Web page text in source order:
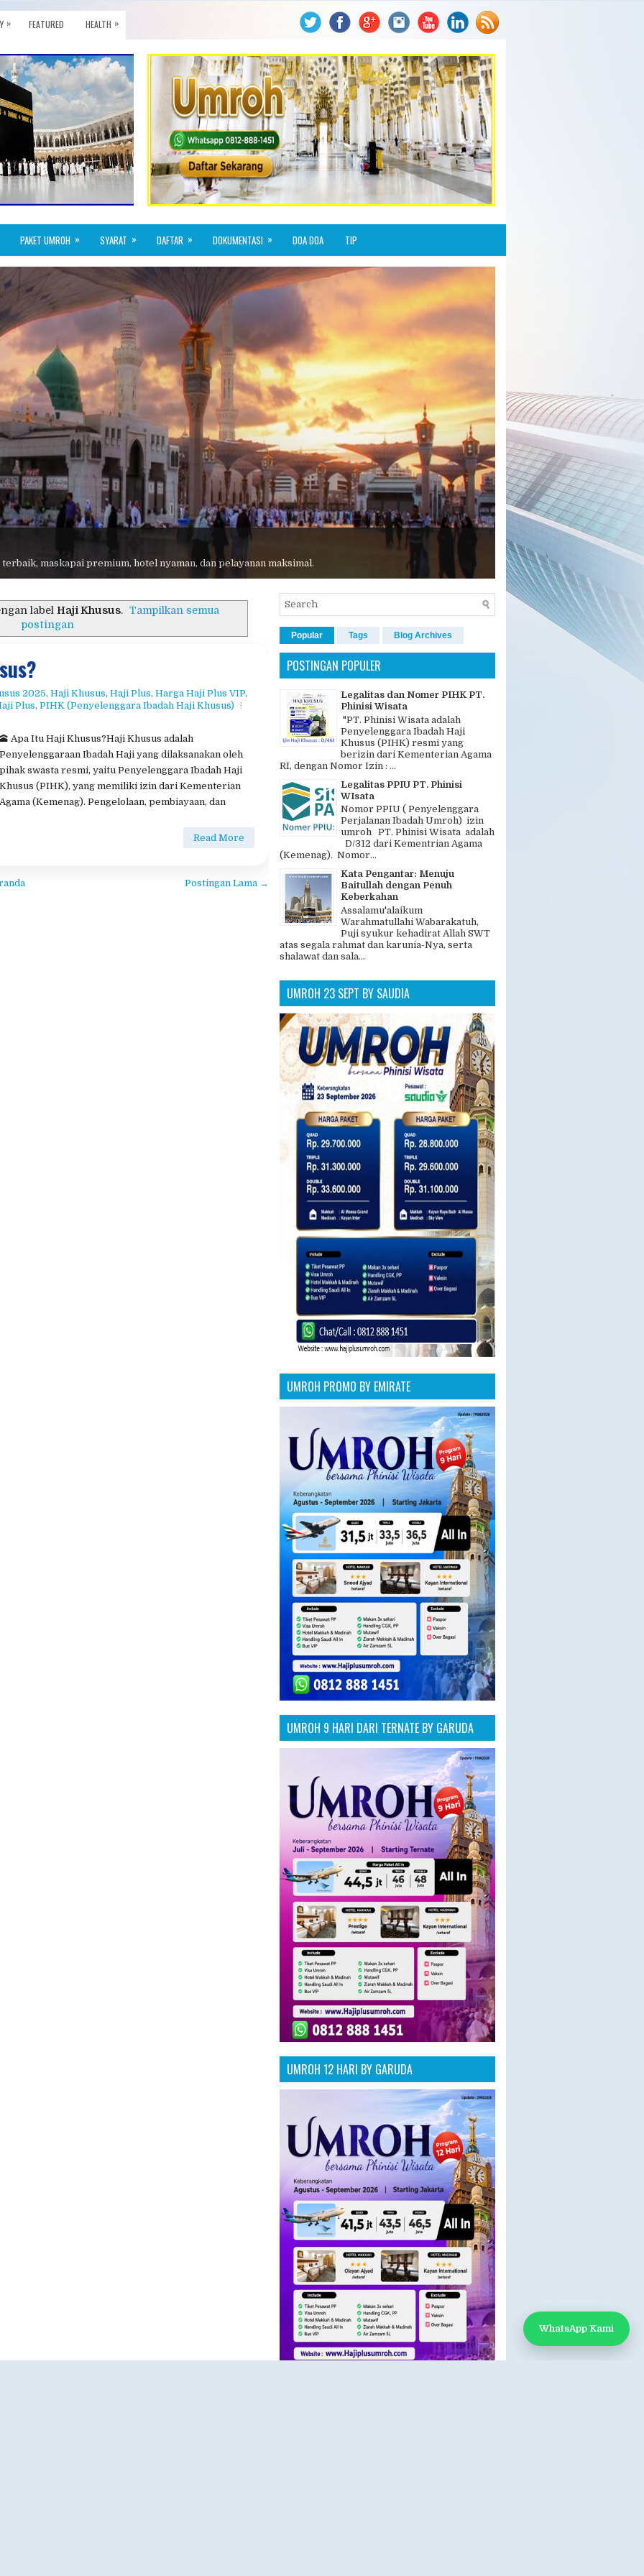
» FEATURED HEALTH »
PAKET UMROH » SYARAT » DAFTAR » DOKUMENTASI » DOA DOA TIP
maskapai premium, hotel nyaman, dan pelayanan maksimal.
label Haji Khusus​. Tampilkan semua
postingan
2025, Haji Khusus​, Haji Plus, ​Harga Haji Plus VIP​,
Plus​, ​PIHK (Penyelenggara Ibadah Haji Khusus)​
🕋 Apa Itu Haji Khusus?Haji Khusus adalah
Penyelenggaraan Ibadah Haji yang dilaksanakan oleh
pihak swasta resmi, yaitu Penyelenggara Ibadah Haji
Khusus (PIHK), yang memiliki izin dari Kementerian
Agama (Kemenag). Pengelolaan, pembiayaan, dan
Read More
Postingan Lama →
Popular Tags Blog Archives
POSTINGAN POPULER
Legalitas dan Nomer PIHK PT.
Phinisi Wisata
"PT. Phinisi Wisata adalah
Penyelenggara Ibadah Haji
Khusus (PIHK) resmi yang
berizin dari Kementerian Agama
RI, dengan Nomor Izin : ...
Legalitas PPIU PT. Phinisi
WIsata
Nomor PPIU ( Penyelenggara
Perjalanan Ibadah Umroh) izin
umroh PT. Phinisi Wisata adalah
D/312 dari Kementrian Agama
(Kemenag). Nomor...
Kata Pengantar: Menuju
Baitullah dengan Penuh
Keberkahan
Assalamu'alaikum
Warahmatullahi Wabarakatuh,
Puji syukur kehadirat Allah SWT
atas segala rahmat dan karunia-Nya, serta
shalawat dan sala...
UMROH 23 SEPT BY SAUDIA
UMROH PROMO BY EMIRATE
UMROH 9 HARI DARI TERNATE BY GARUDA
UMROH 12 HARI BY GARUDA
WhatsApp Kami